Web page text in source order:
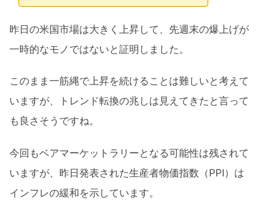
昨日の米国市場は大きく上昇して、先週末の爆上げが
一時的なモノではないと証明しました。
このまま一筋縄で上昇を続けることは難しいと考えて
いますが、トレンド転換の兆しは見えてきたと言って
も良さそうですね。
今回もベアマーケットラリーとなる可能性は残されて
いますが、昨日発表された生産者物価指数（PPI）は
インフレの緩和を示しています。